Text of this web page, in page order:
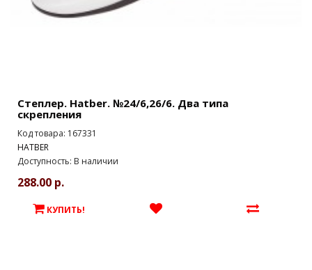
Степлер. Hatber. №24/6,26/6. Два типа
скрепления
Код товара: 167331
HATBER
Доступность: В наличии
288.00 р.
КУПИТЬ!